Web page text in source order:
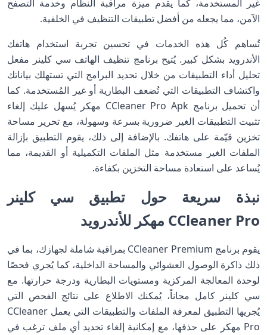
غير المستخدمة، كما يقدم ميزة مراقبة النظام وخدمة التصفح
الآمن، مما يجعله من أفضل تطبيقات التنظيف في الخلفية.
تُساهم كُل هذه الخدمات في تحسين تجربة استخدام هاتفك
الأندرويد بشكل كبير. يُتيح برنامج تنظيف الهاتف سي كلينر مفعل
تحليل أداء التطبيقات من خلال تحديد البرامج التي تستهلك بياناتك
واكتشاف التطبيقات التي تُضعف البطارية أو غير المُستخدمة. كما
أن تحميل برنامج CCleaner Pro Apk مهكر يُسهل عليك إلغاء
تثبيت التطبيقات الغير ضرورية بسرعة وسهولة، مع تحرير مساحة
تخزين قيّمة على هاتفك. بالإضافة إلى ذلك، يقوم التطبيق بإزالة
الملفات الغير مستخدمة مثل الملفات التكميلية أو القديمة، مما
يُساعد على استعادة مساحة التخزين بكفاءة.
نبذة سريعة حول تطبيق سي كلينر
CCleaner Pro مهكر للأندرويد
يقوم برنامج CCleaner Premium بمراقبة شاملة لجهازك، بما في
ذلك ذاكرة الوصول العشوائي والمساحة الداخلية، كما يُجري فحصًا
لوحدة المعالجة المركزية ومستويات البطارية ودرجة حرارتها. مع
سي كلينر كامل مجاناً، يُمكنك الاطلاع على نتائج الفحص التي
يُجريها التطبيق لمعرفة الملفات والتطبيقات التي يعمل CCleaner
Pro مهكر على حذفها، مع إمكانية إلغاء تحديد أي ملف ترغب في